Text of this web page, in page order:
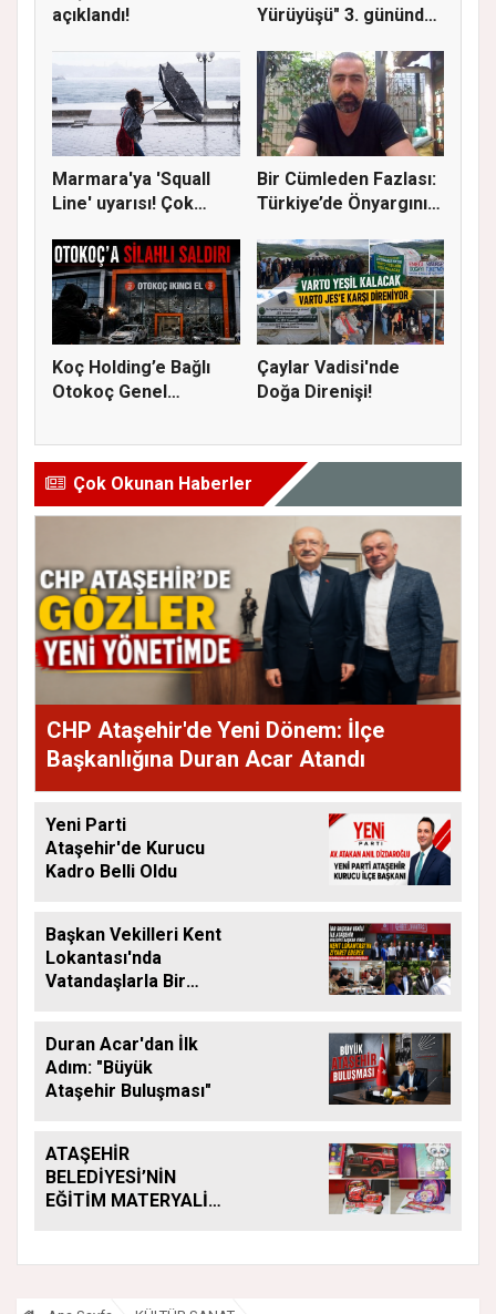
açıklandı!
Yürüyüşü" 3. gününde
Marmara'ya 'Squall
Line' uyarısı! Çok
Bir Cümleden Fazlası:
Türkiye’de Önyargının
Koç Holding’e Bağlı
Otokoç Genel
Çaylar Vadisi'nde
Doğa Direnişi!
Çok Okunan Haberler
CHP Ataşehir'de Yeni Dönem: İlçe
Başkanlığına Duran Acar Atandı
Yeni Parti
Ataşehir'de Kurucu
Kadro Belli Oldu
Başkan Vekilleri Kent
Lokantası'nda
Vatandaşlarla Bir
Duran Acar'dan İlk
Adım: "Büyük
Ataşehir Buluşması"
ATAŞEHİR
BELEDİYESİ’NİN
EĞİTİM MATERYALİ
SÜRÜYOR